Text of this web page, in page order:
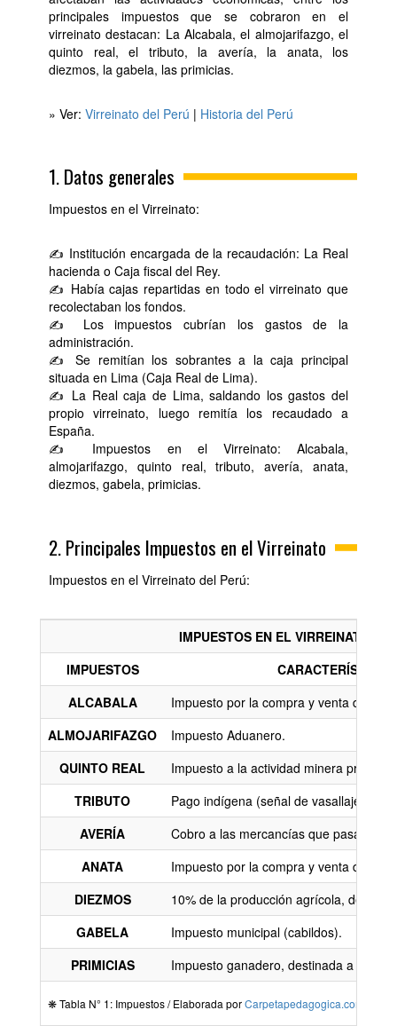
principales impuestos que se cobraron en el
virreinato destacan: La Alcabala, el almojarifazgo, el
quinto real, el tributo, la avería, la anata, los
diezmos, la gabela, las primicias.
» Ver: Virreinato del Perú | Historia del Perú
1. Datos generales
Impuestos en el Virreinato:
✍ Institución encargada de la recaudación: La Real
hacienda o Caja fiscal del Rey.
✍ Había cajas repartidas en todo el virreinato que
recolectaban los fondos.
✍ Los impuestos cubrían los gastos de la
administración.
✍ Se remitían los sobrantes a la caja principal
situada en Lima (Caja Real de Lima).
✍ La Real caja de Lima, saldando los gastos del
propio virreinato, luego remitía los recaudado a
España.
✍ Impuestos en el Virreinato: Alcabala,
almojarifazgo, quinto real, tributo, avería, anata,
diezmos, gabela, primicias.
2. Principales Impuestos en el Virreinato
Impuestos en el Virreinato del Perú:
IMPUESTOS EN EL VIRREINATO
IMPUESTOS
CARACTERÍSTICAS
ALCABALA
Impuesto por la compra y venta de
ALMOJARIFAZGO
Impuesto Aduanero.
QUINTO REAL
Impuesto a la actividad minera privada.
TRIBUTO
Pago indígena (señal de vasallaje).
AVERÍA
Cobro a las mercancías que pasan por
ANATA
Impuesto por la compra y venta de
DIEZMOS
10% de la producción agrícola,
GABELA
Impuesto municipal (cabildos).
PRIMICIAS
Impuesto ganadero, destinada a las
❋ Tabla N° 1: Impuestos / Elaborada porCarpetapedagogica.com